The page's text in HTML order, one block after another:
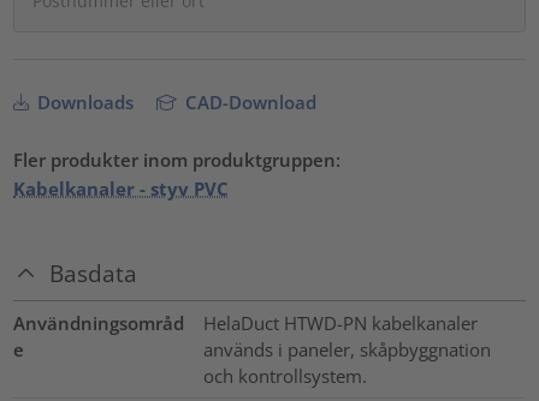
Downloads CAD-Download
Fler produkter inom produktgruppen:
Kabelkanaler - styv PVC
Basdata
Användningsområd
e
HelaDuct HTWD-PN kabelkanaler
används i paneler, skåpbyggnation
och kontrollsystem.